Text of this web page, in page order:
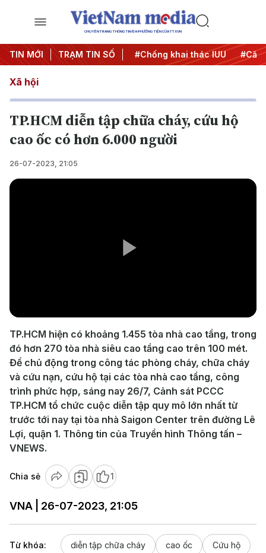
CHUYÊN TRANG THÔNG TIN ĐA PHƯƠNG TIỆN CỦA TTXVN
TIN MỚI TRẠM TIN SỐ
#Chiến dịch 500 ngày đêm #Chống khai thác IUU
Xã hội
TP.HCM diễn tập chữa cháy, cứu hộ
cao ốc có hơn 6.000 người
26-07-2023, 21:05
Video
TP.HCM hiện có khoảng 1.455 tòa nhà cao tầng, trong
đó hơn 270 tòa nhà siêu cao tầng cao trên 100 mét.
Để chủ động trong công tác phòng cháy, chữa cháy
và cứu nạn, cứu hộ tại các tòa nhà cao tầng, công
trình phức hợp, sáng nay 26/7, Cảnh sát PCCC
TP.HCM tổ chức cuộc diễn tập quy mô lớn nhất từ
trước tới nay tại tòa nhà Saigon Center trên đường Lê
Lợi, quận 1. Thông tin của Truyền hình Thông tấn –
VNEWS.
Chia sẻ 1
VNA | 26-07-2023, 21:05
Từ khóa: diễn tập chữa cháy cao ốc Cứu hộ